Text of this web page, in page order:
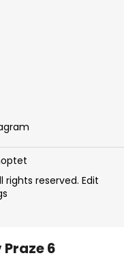
rights reserved. Edit
6